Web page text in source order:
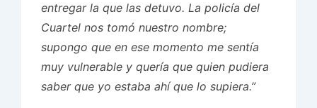
entregar la que las detuvo. La policía del
Cuartel nos tomó nuestro nombre;
supongo que en ese momento me sentía
muy vulnerable y quería que quien pudiera
saber que yo estaba ahí que lo supiera.”